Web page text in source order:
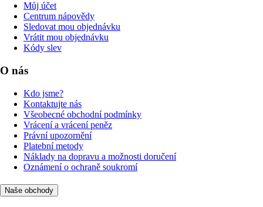
Můj účet
Centrum nápovědy
Sledovat mou objednávku
Vrátit mou objednávku
Kódy slev
O nás
Kdo jsme?
Kontaktujte nás
Všeobecné obchodní podmínky
Vrácení a vrácení peněz
Právní upozornění
Platební metody
Náklady na dopravu a možnosti doručení
Oznámení o ochraně soukromí
Naše obchody